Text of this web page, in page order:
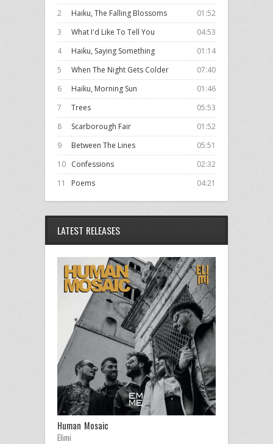
2
Haiku, The Falling Blossoms
01:52
3
What I'd Like To Tell You
04:53
4
Haiku, Saying Something
01:14
5
When The Night Gets Colder
07:40
6
Haiku, Morning Sun
01:46
7
Trees
05:53
8
Scarborough Fair
01:52
9
Between The Lines
05:51
10 Confessions
02:32
11
Poems 04:21
LATEST RELEASES
Human Mosaic
Elimi